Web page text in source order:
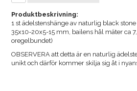
Produktbeskrivning:
1 st ädelstenshänge av naturlig black
35x10-20x5-15 mm, bailens hål mäter ca
oregelbundet)
OBSERVERA att detta är en naturlig
unikt och därför kommer skilja sig åt i